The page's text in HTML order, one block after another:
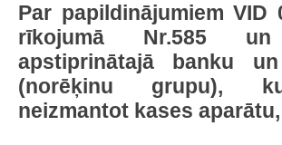
Par papildinājumiem VID
rīkojumā Nr.585
apstiprinātajā banku
(norēķinu grupu),
neizmantot kases